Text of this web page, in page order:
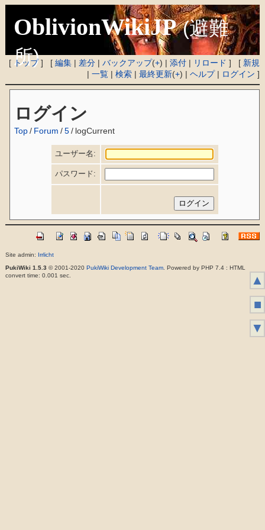
OblivionWikiJP (避難
所)
[ トップ] [編集 | 差分 |バックアップ(+) |添付 | リロード ] [ 新規
|一覧 |検索 |最終更新(+) |ヘルプ| ログイン ]
ログイン
Top / Forum /5/ logCurrent
ユーザー名:
パスワード:
Site admin: Irrlicht
PukiWiki 1.5.3 © 2001-2020 PukiWiki Development Team. Powered by PHP 7.4 : HTML
convert time: 0.001 sec.
▲
■
▼